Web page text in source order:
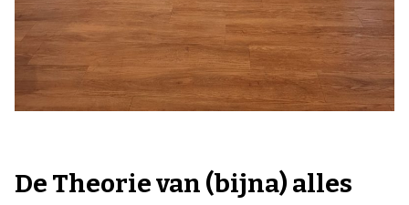
De Theorie van (bijna) alles